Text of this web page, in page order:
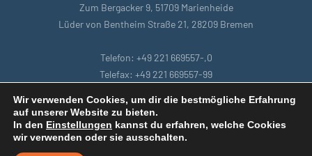
Zum Bergacker 9, 51709 Marienheide
Lüder von Bentheim Straße 21, 28209 Bremen
Telefon: +49 221 669557-,0
Telefax: +49 221 669557-99
Startseite|Bremen |Datenschutzbestimmungen|Intranet|
Impressum|Remoteunterstützung
Wir verwenden Cookies, um dir die bestmögliche Erfahrung
auf unserer Website zu bieten.
In den Einstellungen kannst du erfahren, welche Cookies
wir verwenden oder sie ausschalten.